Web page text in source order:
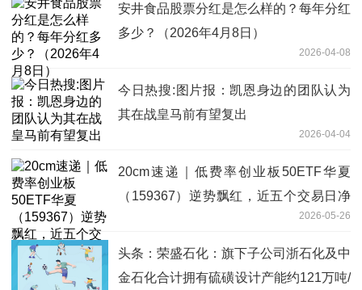
安井食品股票分红是怎么样的？每年分红
多少？（2026年4月8日）
2026-04-08
今日热搜:图片报：凯恩身边的团队认为
其在战皇马前有望复出
2026-04-04
20cm速递｜低费率创业板50ETF华夏
（159367）逆势飘红，近五个交易日净
2026-05-26
头条：荣盛石化：旗下子公司浙石化及中
金石化合计拥有硫磺设计产能约121万吨/